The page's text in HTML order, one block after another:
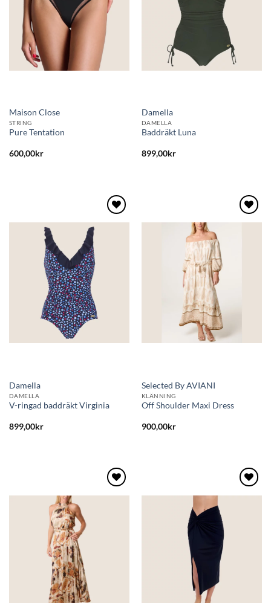
Maison Close
STRING
Pure Tentation
600,00kr
Damella
DAMELLA
Baddräkt Luna
899,00kr
önskelistan
Damella
DAMELLA
V-ringad baddräkt Virginia
899,00kr
önskelistan
Selected By AVIANI
KLÄNNING
Off Shoulder Maxi Dress
900,00kr
önskelistan